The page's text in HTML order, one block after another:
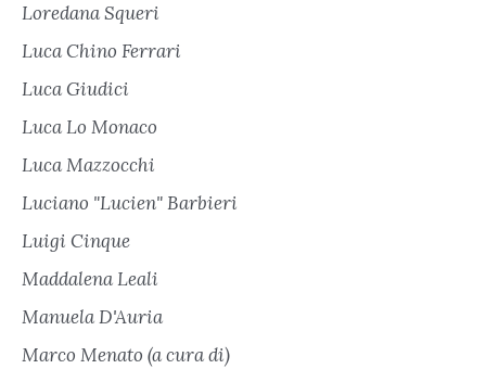
Loredana Squeri
Luca Chino Ferrari
Luca Giudici
Luca Lo Monaco
Luca Mazzocchi
Luciano "Lucien" Barbieri
Luigi Cinque
Maddalena Leali
Manuela D'Auria
Marco Menato (a cura di)